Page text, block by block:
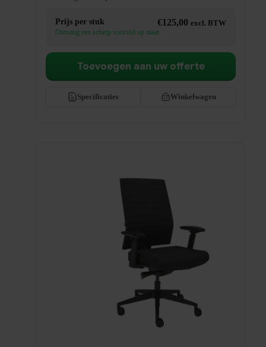
Prijs per stuk €125,00 excl. BTW
Ontvang een scherp voorstel op maat
Specificaties Winkelwagen
Toevoegen aan uw offerte